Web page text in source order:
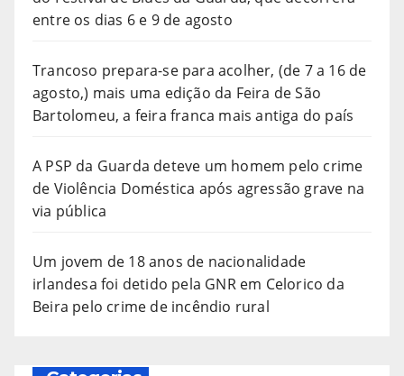
entre os dias 6 e 9 de agosto
Trancoso prepara-se para acolher, (de 7 a 16 de
agosto,) mais uma edição da Feira de São
Bartolomeu, a feira franca mais antiga do país
A PSP da Guarda deteve um homem pelo crime
de Violência Doméstica após agressão grave na
via pública
Um jovem de 18 anos de nacionalidade
irlandesa foi detido pela GNR em Celorico da
Beira pelo crime de incêndio rural